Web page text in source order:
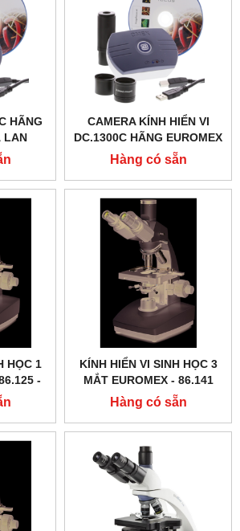
HÃNG
LAN
CAMERA KÍNH HIỂN VI
DC.1300C HÃNG EUROMEX
- HÀ LAN
Hàng có sẵn
HỌC 1
‑
KÍNH HIỂN VI SINH HỌC 3
MẮT EUROMEX - 86.141
Hàng có sẵn